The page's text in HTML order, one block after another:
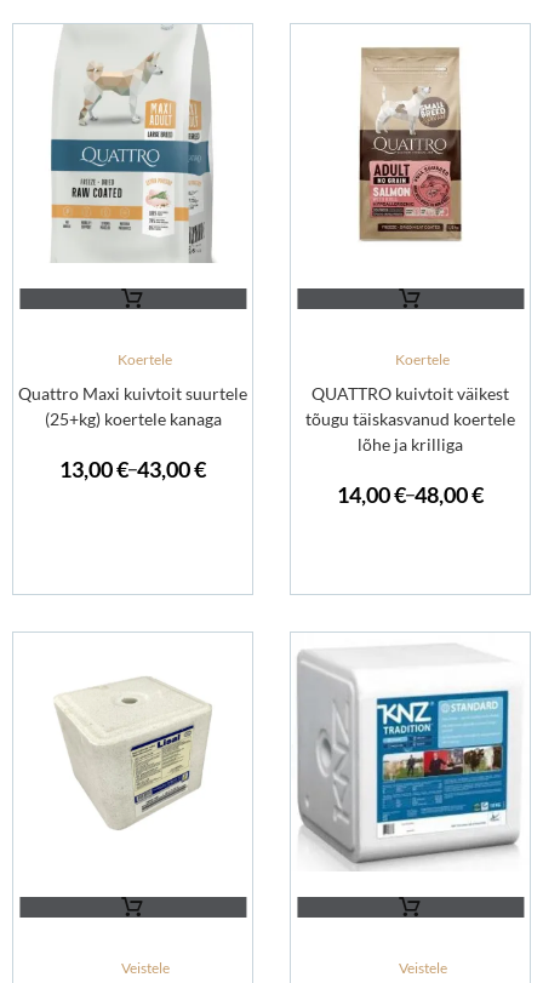
Koertele
Quattro Maxi kuivtoit suurtele
(25+kg) koertele kanaga
13,00€–43,00€
Koertele
QUATTRO kuivtoit väikest
tõugu täiskasvanud koertele
lõhe ja krilliga
14,00€–48,00€
Veistele Veistele